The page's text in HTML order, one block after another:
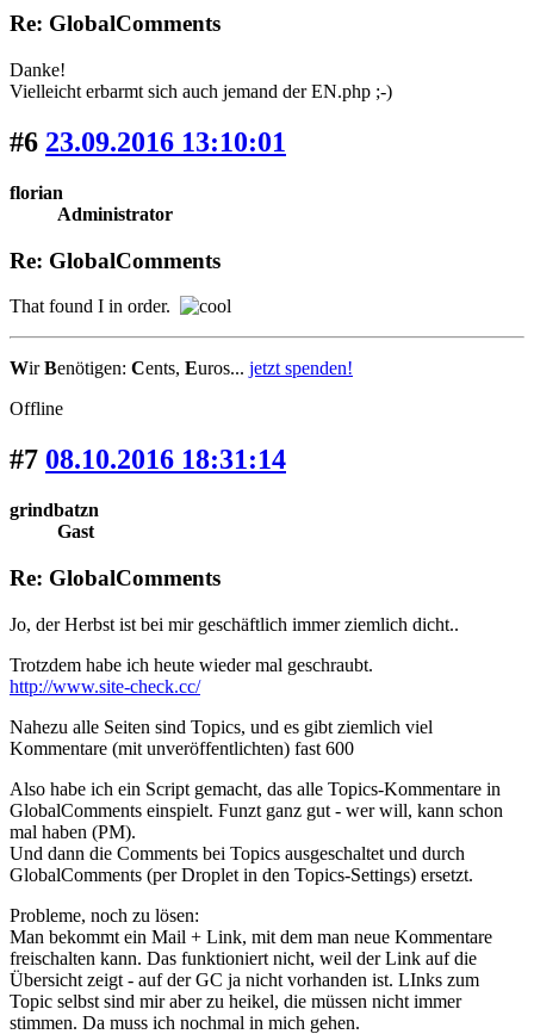
Re: GlobalComments
Danke!
Vielleicht erbarmt sich auch jemand der EN.php ;-)
#6 23.09.2016 13:10:01
florian
Administrator
Re: GlobalComments
That found I in order.
WirBenötigen: Cents, Euros... jetzt spenden!
Offline
#7 08.10.2016 18:31:14
grindbatzn
Gast
Re: GlobalComments
Jo, der Herbst ist bei mir geschäftlich immer ziemlich dicht..
Trotzdem habe ich heute wieder mal geschraubt.
http://www.site-check.cc/
Nahezu alle Seiten sind Topics, und es gibt ziemlich viel
Kommentare (mit unveröffentlichten) fast 600
Also habe ich ein Script gemacht, das alle Topics-Kommentare in
GlobalComments einspielt. Funzt ganz gut - wer will, kann schon
mal haben (PM).
Und dann die Comments bei Topics ausgeschaltet und durch
GlobalComments (per Droplet in den Topics-Settings) ersetzt.
Probleme, noch zu lösen:
Man bekommt ein Mail + Link, mit dem man neue Kommentare
freischalten kann. Das funktioniert nicht, weil der Link auf die
Übersicht zeigt - auf der GC ja nicht vorhanden ist. LInks zum
Topic selbst sind mir aber zu heikel, die müssen nicht immer
stimmen. Da muss ich nochmal in mich gehen.